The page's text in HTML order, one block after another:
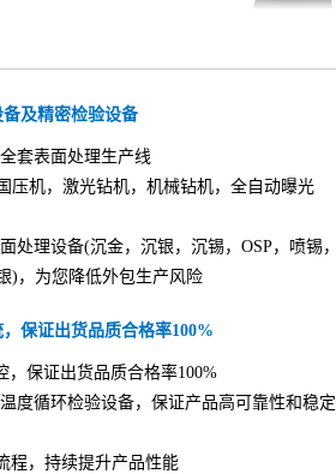
及精密检验设备
套表面处理生产线
压机，激光钻机，机械钻机，全自动曝光
处理设备(沉金，沉银，沉锡，OSP，喷锡，
)，为您降低外包生产风险
保证出货品质合格率100%
，保证出货品质合格率100%
度循环检验设备，保证产品高可靠性和稳定
程，持续提升产品性能